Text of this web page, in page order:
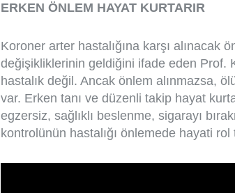
ERKEN ÖNLEM HAYAT KURTARIR
Koroner arter hastalığına karşı alınacak
değişikliklerinin geldiğini ifade eden Prof.
hastalık değil. Ancak önlem alınmazsa,
var. Erken tanı ve düzenli takip hayat
egzersiz, sağlıklı beslenme, sigarayı
kontrolünün hastalığı önlemede hayati rol